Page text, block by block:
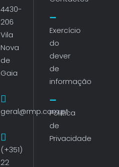
4430-
206
Vila
Nova
de
Gaia
geral@rmp.com.pt
(+351)
22
Exercício
do
dever
de
informação
Política
de
Privacidade